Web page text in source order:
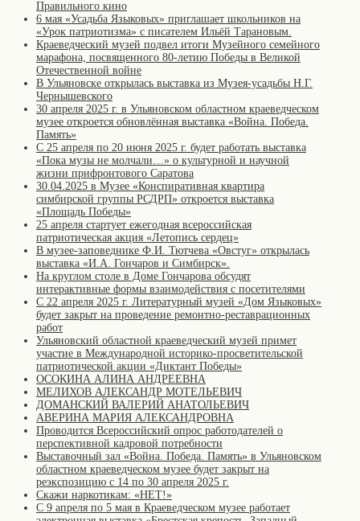
Правильного кино
6 мая «Усадьба Языковых» приглашает школьников на
«Урок патриотизма» с писателем Ильёй Тарановым.
Краеведческий музей подвел итоги Музейного семейного
марафона, посвященного 80-летию Победы в Великой
Отечественной войне
В Ульяновске открылась выставка из Музея-усадьбы Н.Г.
Чернышевского
30 апреля 2025 г. в Ульяновском областном краеведческом
музее откроется обновлённая выставка «Война. Победа.
Память»
С 25 апреля по 20 июня 2025 г. будет работать выставка
«Пока музы не молчали…» о культурной и научной
жизни прифронтового Саратова
30.04.2025 в Музее «Конспиративная квартира
симбирской группы РСДРП» откроется выставка
«Площадь Победы»
25 апреля стартует ежегодная всероссийская
патриотическая акция «Летопись сердец»
В музее-заповеднике Ф.И. Тютчева «Овстуг» открылась
выставка «И.А. Гончаров и Симбирск».
На круглом столе в Доме Гончарова обсудят
интерактивные формы взаимодействия с посетителями
С 22 апреля 2025 г. Литературный музей «Дом Языковых»
будет закрыт на проведение ремонтно-реставрационных
работ
Ульяновский областной краеведческий музей примет
участие в Международной историко-просветительской
патриотической акции «Диктант Победы»
ОСОКИНА АЛИНА АНДРЕЕВНА
МЕЛИХОВ АЛЕКСАНДР МОТЕЛЬЕВИЧ
ДОМАНСКИЙ ВАЛЕРИЙ АНАТОЛЬЕВИЧ
АВЕРИНА МАРИЯ АЛЕКСАНДРОВНА
Проводится Всероссийский опрос работодателей о
перспективной кадровой потребности
Выставочный зал «Война. Победа. Память» в Ульяновском
областном краеведческом музее будет закрыт на
реэкспозицию с 14 по 30 апреля 2025 г.
Скажи наркотикам: «НЕТ!»
С 9 апреля по 5 мая в Краеведческом музее работает